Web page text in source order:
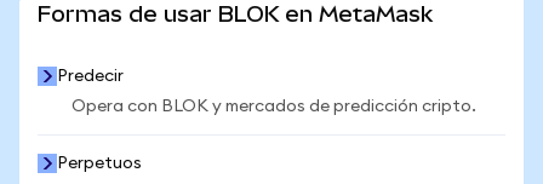
Formas de usar BLOK en MetaMask
Predecir
Opera con BLOK y mercados de predicción cripto.
Perpetuos